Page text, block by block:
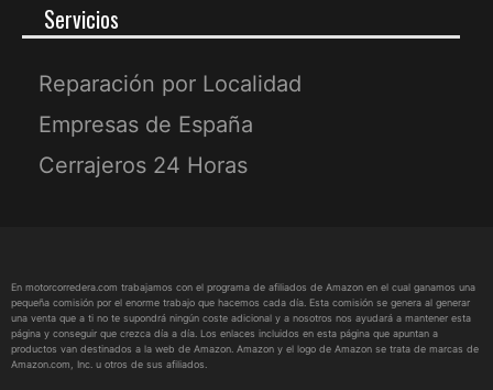
Servicios
Reparación por Localidad
Empresas de España
Cerrajeros 24 Horas
En motorcorredera.com trabajamos con el programa de afiliados de Amazon en el cual ganamos una
pequeña comisión por el enorme trabajo que hacemos cada día. Esta comisión se genera al generar
una venta que a ti no te supondrá ningún coste adicional y a nosotros nos ayudará a mantener esta
página y conseguir que crezca día a día. Los enlaces incluidos en esta página que apuntan a
productos van destinados a la web de Amazon. Amazon y el logo de Amazon se trata de marcas de
Amazon.com, Inc. u otros de sus afiliados.